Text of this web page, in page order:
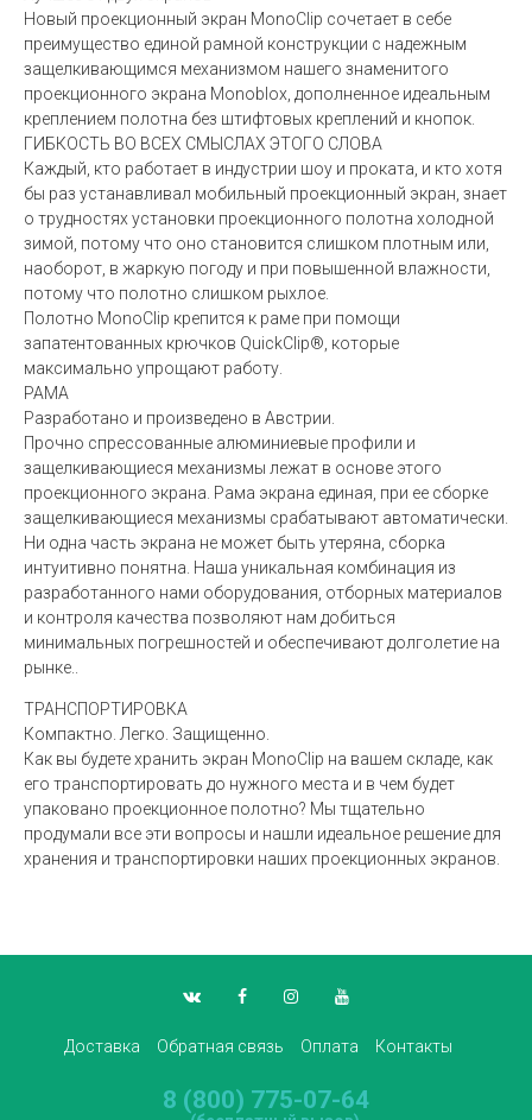
Новый проекционный экран MonoClip сочетает в себе
преимущество единой рамной конструкции с надежным
защелкивающимся механизмом нашего знаменитого
проекционного экрана Monoblox, дополненное идеальным
креплением полотна без штифтовых креплений и кнопок.
ГИБКОСТЬ ВО ВСЕХ СМЫСЛАХ ЭТОГО СЛОВА
Каждый, кто работает в индустрии шоу и проката, и кто хотя
бы раз устанавливал мобильный проекционный экран, знает
о трудностях установки проекционного полотна холодной
зимой, потому что оно становится слишком плотным или,
наоборот, в жаркую погоду и при повышенной влажности,
потому что полотно слишком рыхлое.
Полотно MonoClip крепится к раме при помощи
запатентованных крючков QuickClip®, которые
максимально упрощают работу.
РАМА
Разработано и произведено в Австрии.
Прочно спрессованные алюминиевые профили и
защелкивающиеся механизмы лежат в основе этого
проекционного экрана. Рама экрана единая, при ее сборке
защелкивающиеся механизмы срабатывают автоматически.
Ни одна часть экрана не может быть утеряна, сборка
интуитивно понятна. Наша уникальная комбинация из
разработанного нами оборудования, отборных материалов
и контроля качества позволяют нам добиться
минимальных погрешностей и обеспечивают долголетие на
рынке..
ТРАНСПОРТИРОВКА
Компактно. Легко. Защищенно.
Как вы будете хранить экран MonoClip на вашем складе, как
его транспортировать до нужного места и в чем будет
упаковано проекционное полотно? Мы тщательно
продумали все эти вопросы и нашли идеальное решение для
хранения и транспортировки наших проекционных экранов.
Доставка Обратная связь Оплата Контакты
8 (800) 775-07-64